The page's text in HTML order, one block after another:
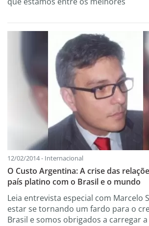
12/02/2014 - Internacional
O Custo Argentina: A crise das
país platino com o Brasil e o mundo
Leia entrevista especial com Marcelo
estar se tornando um fardo para o
Brasil e somos obrigados a carregar